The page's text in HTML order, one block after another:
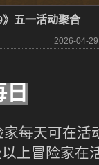
》五一活动聚合
2026-04-
每天可在活
上冒险家在